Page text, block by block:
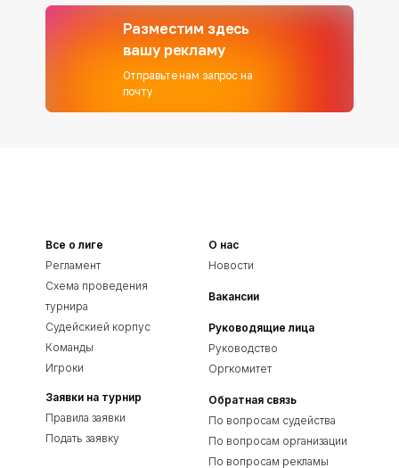
Разместим здесь
вашу рекламу
Отправьте нам запрос на
почту
Все о лиге
Регламент
Схема проведения
турнира
Судейскией корпус
Команды
Игроки
Заявки на турнир
Правила заявки
Подать заявку
О нас
Новости
Вакансии
Руководящие лица
Руководство
Оргкомитет
Обратная связь
По вопросам судейства
По вопросам организации
По вопросам рекламы